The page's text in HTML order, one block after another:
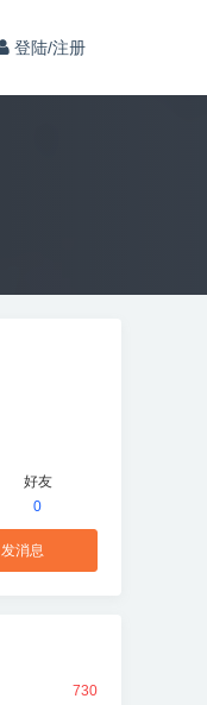
登陆/注册
好友
0
发消息
730